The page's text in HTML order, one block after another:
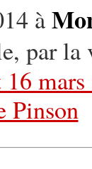
à
par
16
Pinson